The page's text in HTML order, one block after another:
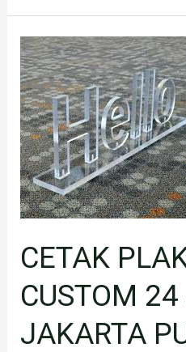
CETAK
CUSTOM
JAKARTA
CETAK
PLAKAT
AKRILIK
CUSTOM
24
JAM
JAKARTA
PUSAT